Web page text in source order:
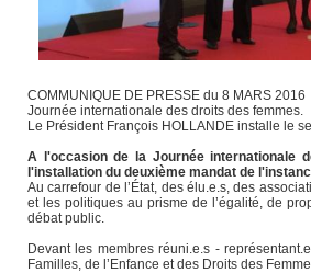
COMMUNIQUE DE PRESSE du 8 MARS 2016
Journée internationale des droits des femmes.
Le Président François HOLLANDE installe le
A l'occasion de la Journée internationale
l'installation du deuxième mandat de
Au carrefour de l’État, des élu.e.s, des
et les politiques au prisme de l’égalité, de
débat public.
Devant les membres réuni.e.s -
Familles, de l’Enfance et des Droits des